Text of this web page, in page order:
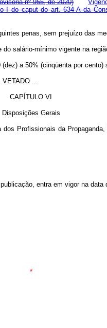
nº 955, de 2020)
I do caput do art. 634-A da
penas, sem prejuízo das
salário-mínimo vigente na
a 50% (cinqüenta por
VETADO ...
CAPÍTULO VI
Disposições Gerais
Profissionais da
entra em vigor na data
*